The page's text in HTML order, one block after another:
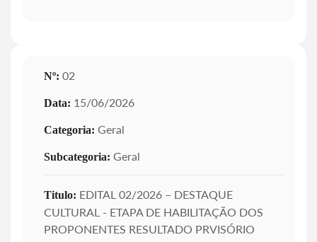
Nº: 02
Data: 15/06/2026
Categoria: Geral
Subcategoria: Geral
Titulo: EDITAL 02/2026 – DESTAQUE
CULTURAL - ETAPA DE HABILITAÇÃO DOS
PROPONENTES RESULTADO PRVISÓRIO